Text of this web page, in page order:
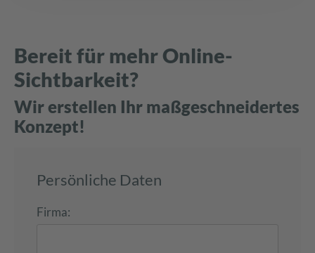
Bereit für mehr Online-
Sichtbarkeit?
Wir erstellen Ihr maßgeschneidertes
Konzept!
Persönliche Daten
Firma: